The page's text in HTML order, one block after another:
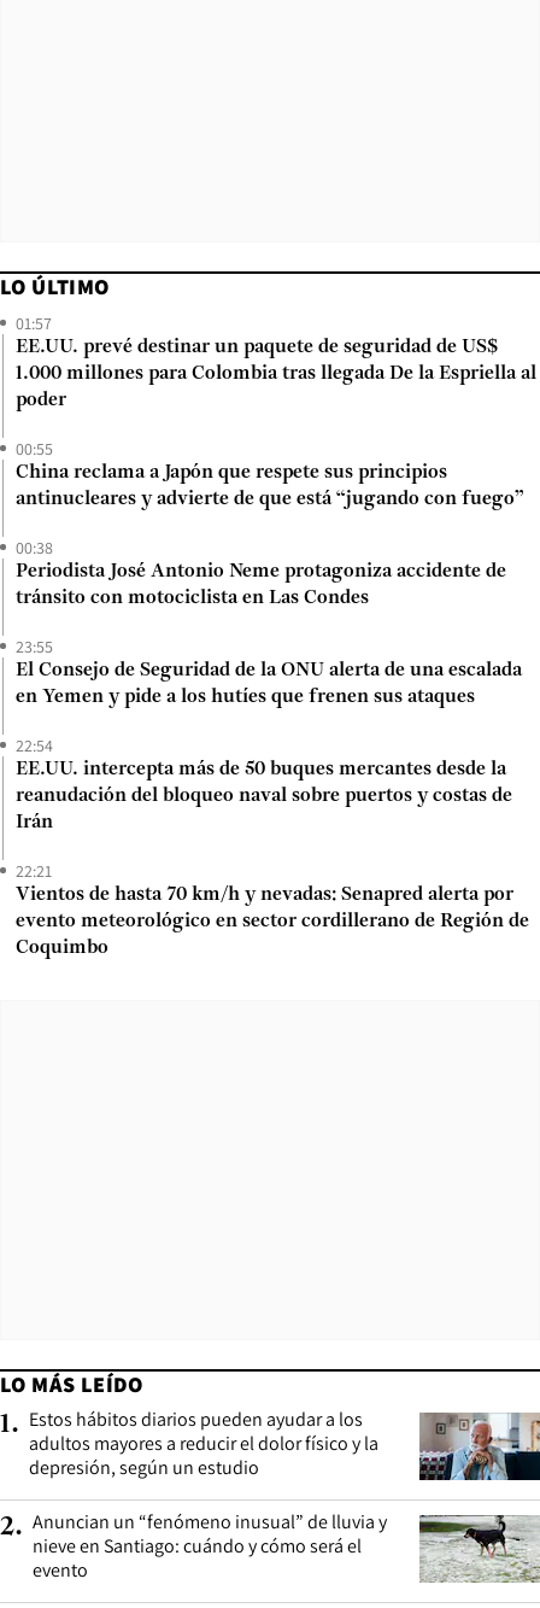
LO ÚLTIMO
01:57
EE.UU. prevé destinar un paquete de seguridad de US$
1.000 millones para Colombia tras llegada De la Espriella al
poder
00:55
China reclama a Japón que respete sus principios
antinucleares y advierte de que está “jugando con fuego”
00:38
Periodista José Antonio Neme protagoniza accidente de
tránsito con motociclista en Las Condes
23:55
El Consejo de Seguridad de la ONU alerta de una escalada
en Yemen y pide a los hutíes que frenen sus ataques
22:54
EE.UU. intercepta más de 50 buques mercantes desde la
reanudación del bloqueo naval sobre puertos y costas de
Irán
22:21
Vientos de hasta 70 km/h y nevadas: Senapred alerta por
evento meteorológico en sector cordillerano de Región de
Coquimbo
LO MÁS LEÍDO
1. Estos hábitos diarios pueden ayudar a los
adultos mayores a reducir el dolor físico y la
depresión, según un estudio
2. Anuncian un “fenómeno inusual” de lluvia y
nieve en Santiago: cuándo y cómo será el
evento